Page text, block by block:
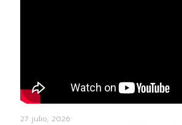
27 julio, 2026